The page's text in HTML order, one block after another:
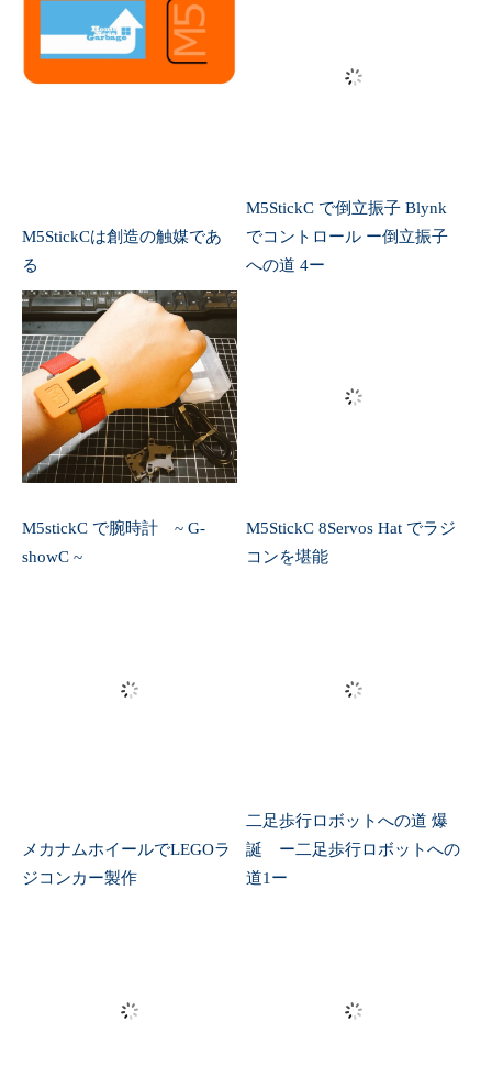
M5StickCは創造の触媒であ
る
M5StickC で倒立振子 Blynk
でコントロール ー倒立振子
への道 4ー
M5stickC で腕時計 ~ G-
showC ~
M5StickC 8Servos Hat でラジ
コンを堪能
メカナムホイールでLEGOラ
ジコンカー製作
二足歩行ロボットへの道 爆
誕 ー二足歩行ロボットへの
道1ー